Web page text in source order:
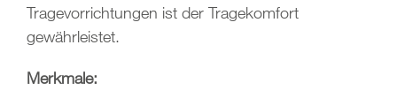
Tragevorrichtungen ist der Tragekomfort
gewährleistet.
Merkmale: